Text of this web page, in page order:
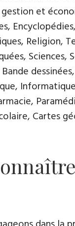
et
Religion,
Sciences,
Cartes